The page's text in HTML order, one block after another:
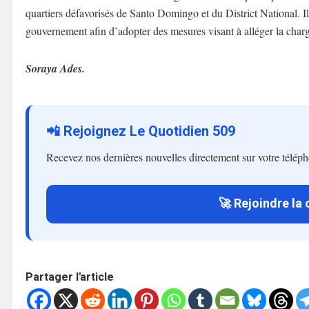
quartiers défavorisés de Santo Domingo et du District National.
gouvernement afin d’adopter des mesures visant à alléger la
Soraya Ades.
📲 Rejoignez Le Quotidien 509
Recevez nos dernières nouvelles directement sur votre
🚀 Rejoindre la
Partager l'article